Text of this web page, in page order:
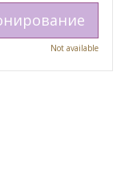
Not available